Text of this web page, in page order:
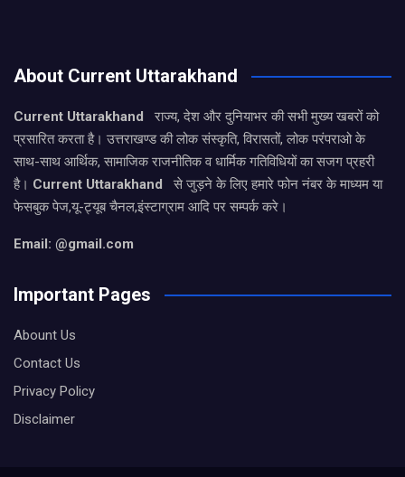
About Current Uttarakhand
Current Uttarakhand
राज्य, देश और दुनियाभर की सभी मुख्य खबरों को
प्रसारित करता है। उत्तराखण्ड की लोक संस्कृति, विरासतों, लोक परंपराओ के
साथ-साथ आर्थिक, सामाजिक राजनीतिक व धार्मिक गतिविधियों का सजग प्रहरी
है। Current Uttarakhand
से जुड़ने के लिए हमारे फोन नंबर के माध्यम या
फेसबुक पेज,यू-ट्यूब चैनल,इंस्टाग्राम आदि पर सम्पर्क करे।
Email: @gmail.com
Important Pages
Abount Us
Contact Us
Privacy Policy
Disclaimer